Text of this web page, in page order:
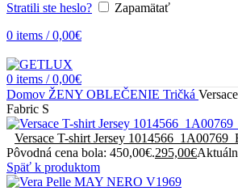
Stratili ste heslo?
Zapamätať
0 items / 0,00€
0 items / 0,00€
Domov ŽENY OBLEČENIE Tričká
Fabric S
Versace T-shirt Jersey
Pôvodná cena bola: 450,00€.295,00€
Späť k produktom